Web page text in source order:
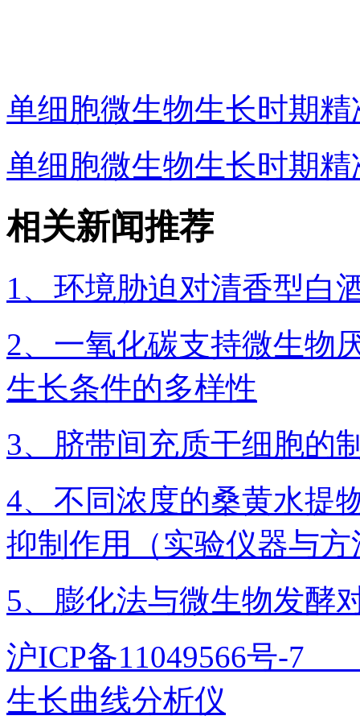
单细胞微生物生长时期
单细胞微生物生长时期
相关新闻推荐
1、环境胁迫对清香型白
2、一氧化碳支持微生物
生长条件的多样性
3、脐带间充质干细胞的
4、不同浓度的桑黄水提
抑制作用（实验仪器与方
5、膨化法与微生物发酵
沪ICP备11049566号
生长曲线分析仪